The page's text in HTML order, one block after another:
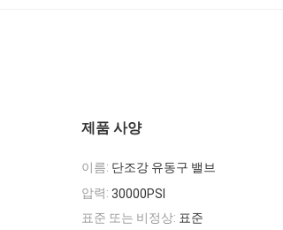
제품 사양
이름: 단조강 유동구 밸브
압력: 30000PSI
표준 또는 비정상: 표준